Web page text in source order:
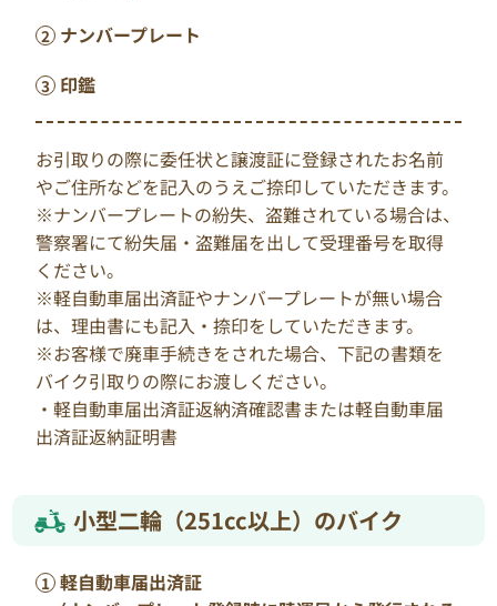
ナンバープレート
印鑑
お引取りの際に委任状と譲渡証に登録されたお名前
やご住所などを記入のうえご捺印していただきます。
※ナンバープレートの紛失、盗難されている場合は、
警察署にて紛失届・盗難届を出して受理番号を取得
ください。
※軽自動車届出済証やナンバープレートが無い場合
は、理由書にも記入・捺印をしていただきます。
※お客様で廃車手続きをされた場合、下記の書類を
バイク引取りの際にお渡しください。
・軽自動車届出済証返納済確認書または軽自動車届
出済証返納証明書
小型二輪（251cc以上）のバイク
軽自動車届出済証